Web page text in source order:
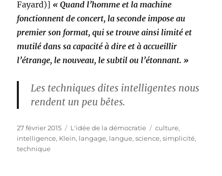
Fayard)] « Quand l’homme et la machine
fonctionnent de concert, la seconde impose au
premier son format, qui se trouve ainsi limité et
mutilé dans sa capacité à dire et à accueillir
l’étrange, le nouveau, le subtil ou l’étonnant. »
Les techniques dites intelligentes nous
rendent un peu bêtes.
Publié
le
27 février 2015 Catégories
L'idée de la démocratie Étiquettes
culture,
intelligence, Klein, langage, langue,science,simplicité,
technique